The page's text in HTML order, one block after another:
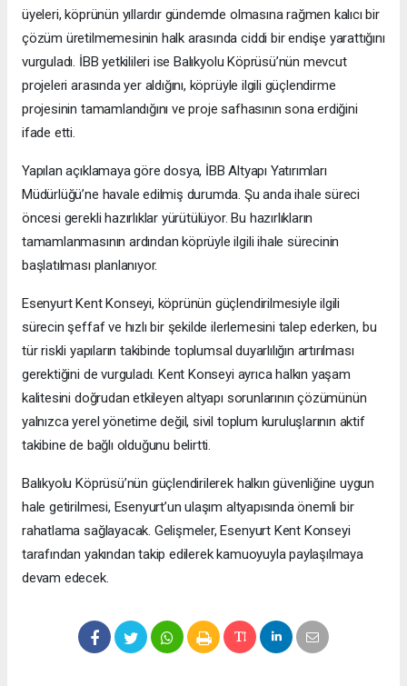
üyeleri, köprünün yıllardır gündemde olmasına rağmen kalıcı bir
çözüm üretilmemesinin halk arasında ciddi bir endişe yarattığını
vurguladı. İBB yetkilileri ise Balıkyolu Köprüsü’nün mevcut
projeleri arasında yer aldığını, köprüyle ilgili güçlendirme
projesinin tamamlandığını ve proje safhasının sona erdiğini
ifade etti.
Yapılan açıklamaya göre dosya, İBB Altyapı Yatırımları
Müdürlüğü’ne havale edilmiş durumda. Şu anda ihale süreci
öncesi gerekli hazırlıklar yürütülüyor. Bu hazırlıkların
tamamlanmasının ardından köprüyle ilgili ihale sürecinin
başlatılması planlanıyor.
Esenyurt Kent Konseyi, köprünün güçlendirilmesiyle ilgili
sürecin şeffaf ve hızlı bir şekilde ilerlemesini talep ederken, bu
tür riskli yapıların takibinde toplumsal duyarlılığın artırılması
gerektiğini de vurguladı. Kent Konseyi ayrıca halkın yaşam
kalitesini doğrudan etkileyen altyapı sorunlarının çözümünün
yalnızca yerel yönetime değil, sivil toplum kuruluşlarının aktif
takibine de bağlı olduğunu belirtti.
Balıkyolu Köprüsü’nün güçlendirilerek halkın güvenliğine uygun
hale getirilmesi, Esenyurt’un ulaşım altyapısında önemli bir
rahatlama sağlayacak. Gelişmeler, Esenyurt Kent Konseyi
tarafından yakından takip edilerek kamuoyuyla paylaşılmaya
devam edecek.